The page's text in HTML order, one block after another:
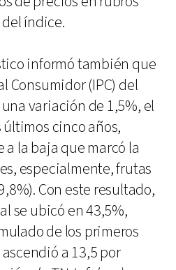
índice.
informó también que
Consumidor (IPC) del
variación de 1,5%, el
cinco años,
la baja que marcó la
especialmente, frutas
Con este resultado,
se ubicó en 43,5%,
de los primeros
a 13,5 por